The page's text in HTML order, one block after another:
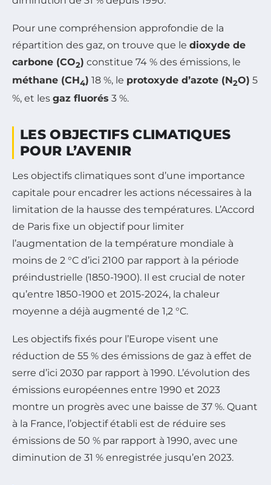
Pour une compréhension approfondie de la
répartition des gaz, on trouve que le dioxyde de
carbone (CO2) constitue 74 % des émissions, le
méthane (CH4) 18 %, le protoxyde d’azote (N2O) 5
%, et les gaz fluorés 3 %.
LES OBJECTIFS CLIMATIQUES
POUR L’AVENIR
Les objectifs climatiques sont d’une importance
capitale pour encadrer les actions nécessaires à la
limitation de la hausse des températures. L’Accord
de Paris fixe un objectif pour limiter
l’augmentation de la température mondiale à
moins de 2 °C d’ici 2100 par rapport à la période
préindustrielle (1850-1900). Il est crucial de noter
qu’entre 1850-1900 et 2015-2024, la chaleur
moyenne a déjà augmenté de 1,2 °C.
Les objectifs fixés pour l’Europe visent une
réduction de 55 % des émissions de gaz à effet de
serre d’ici 2030 par rapport à 1990. L’évolution des
émissions européennes entre 1990 et 2023
montre un progrès avec une baisse de 37 %. Quant
à la France, l’objectif établi est de réduire ses
émissions de 50 % par rapport à 1990, avec une
diminution de 31 % enregistrée jusqu’en 2023.